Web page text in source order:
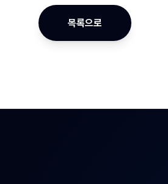
목록으로